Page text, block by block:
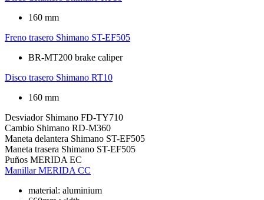
160 mm
Freno trasero Shimano ST-EF505
BR-MT200 brake caliper
Disco trasero Shimano RT10
160 mm
Desviador Shimano FD-TY710
Cambio Shimano RD-M360
Maneta delantera Shimano ST-EF505
Maneta trasera Shimano ST-EF505
Puños MERIDA EC
Manillar MERIDA CC
material: aluminium